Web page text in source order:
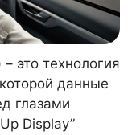
это технология
данные
глазами
Display”